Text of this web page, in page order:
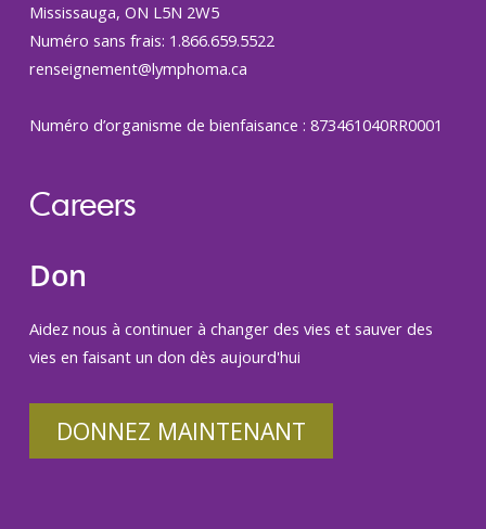
Mississauga, ON L5N 2W5
Numéro sans frais: 1.866.659.5522
renseignement@lymphoma.ca
Numéro d’organisme de bienfaisance : 873461040RR0001
Careers
Don
Aidez nous à continuer à changer des vies et sauver des
vies en faisant un don dès aujourd'hui
DONNEZ MAINTENANT